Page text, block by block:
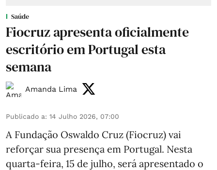
Saúde
Fiocruz apresenta oficialmente
escritório em Portugal esta
semana
Amanda Lima
Publicado a: 14 Julho 2026, 07:00
A Fundação Oswaldo Cruz (Fiocruz) vai
reforçar sua presença em Portugal. Nesta
quarta-feira, 15 de julho, será apresentado o